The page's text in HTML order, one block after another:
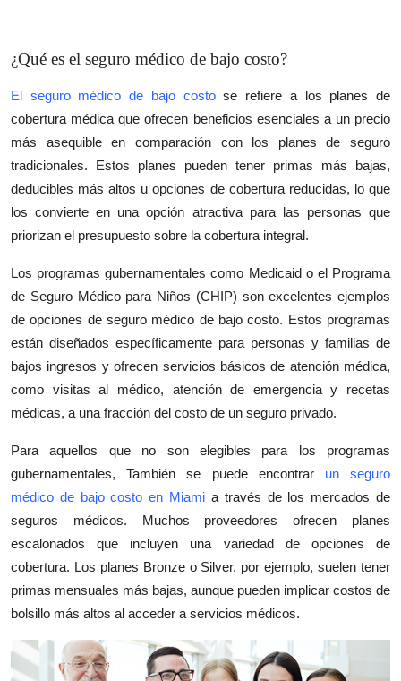
Business
Finance
Tech
Real Estate
General
Top 10
How To
Support Number
¿Qué es el seguro médico de bajo costo?
El seguro médico de bajo costose refiere a los planes de
cobertura médica que ofrecen beneficios esenciales a un precio
más asequible en comparación con los planes de seguro
tradicionales. Estos planes pueden tener primas más bajas,
deducibles más altos u opciones de cobertura reducidas, lo que
los convierte en una opción atractiva para las personas que
priorizan el presupuesto sobre la cobertura integral.
Los programas gubernamentales como Medicaid o el Programa
de Seguro Médico para Niños (CHIP) son excelentes ejemplos
de opciones de seguro médico de bajo costo. Estos programas
están diseñados específicamente para personas y familias de
bajos ingresos y ofrecen servicios básicos de atención médica,
como visitas al médico, atención de emergencia y recetas
médicas, a una fracción del costo de un seguro privado.
Para aquellos que no son elegibles para los programas
gubernamentales, También se puede encontrar un seguro
médico de bajo costo en Miami a través de los mercados de
seguros médicos. Muchos proveedores ofrecen planes
escalonados que incluyen una variedad de opciones de
cobertura. Los planes Bronze o Silver, por ejemplo, suelen tener
primas mensuales más bajas, aunque pueden implicar costos de
bolsillo más altos al acceder a servicios médicos.